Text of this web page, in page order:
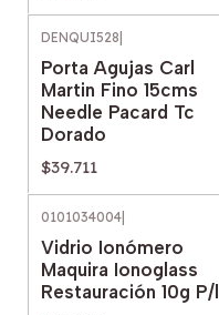
DENQUI528
Porta Agujas Carl
Martin Fino 15cms
Needle Pacard Tc
Dorado
$39.711
0101034004|
Vidrio Ionómero
Maquira Ionoglass
Restauración 10g P/l